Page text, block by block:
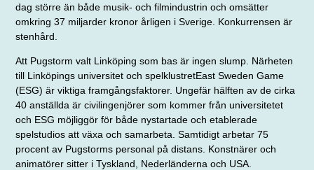
dag större än både musik- och filmindustrin och omsätter
omkring 37 miljarder kronor årligen i Sverige. Konkurrensen är
stenhård.
Att Pugstorm valt Linköping som bas är ingen slump. Närheten
till Linköpings universitet och spelklustretEast Sweden Game
(ESG) är viktiga framgångsfaktorer. Ungefär hälften av de cirka
40 anställda är civilingen­jörer som kommer från universitetet
och ESG möjliggör för både nystartade och etablerade
spelstudios att växa och samarbeta. Samtidigt arbetar 75
procent av Pugstorms personal på distans. Konstnärer och
animatörer sitter i Tyskland, Nederländerna och USA.